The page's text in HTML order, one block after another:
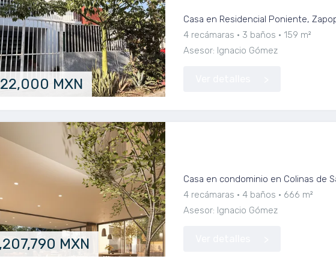
MXN
Casa en Residencial Poniente,
4 recámaras
3 baños
159 m²
Asesor: Ignacio Gómez
MXN
Casa en condominio en Colinas de
4 recámaras
4 baños
666 m²
Asesor: Ignacio Gómez